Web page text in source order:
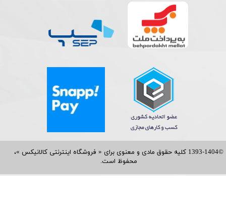
©1393-1404 کلیه حقوق مادی و معنوی برای « فروشگاه اینترنتی کالانیکس »،
محفوظ است.​​​​​​​